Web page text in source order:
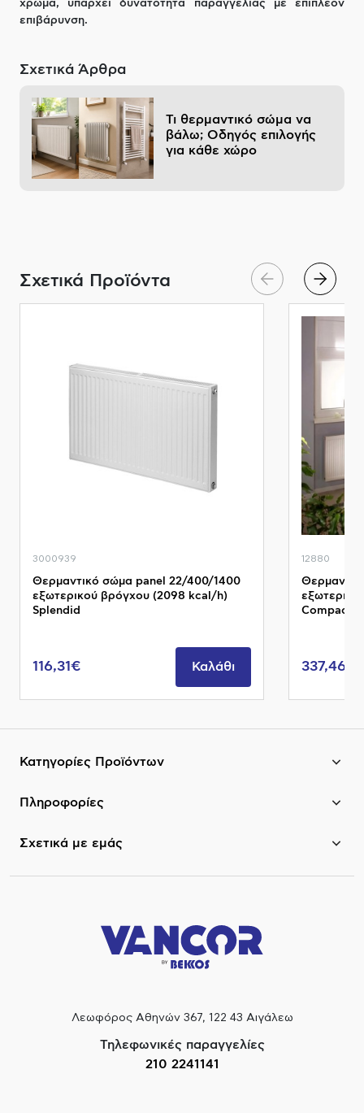
χρώμα, υπάρχει δυνατότητα παραγγελίας με επιπλέον
επιβάρυνση.
Σχετικά Άρθρα
Τι θερμαντικό σώμα να
βάλω; Οδηγός επιλογής
για κάθε χώρο
Σχετικά Προϊόντα
3000939
Θερμαντικό σώμα panel 22/400/1400
εξωτερικού βρόγχου (2098 kcal/h)
Splendid
116,31€ Καλάθι
12880
Compact
337,46€
Κατηγορίες Προϊόντων
Πληροφορίες
Σχετικά με εμάς
Λεωφόρος Αθηνών 367, 122 43 Αιγάλεω
Τηλεφωνικές παραγγελίες
210 2241141